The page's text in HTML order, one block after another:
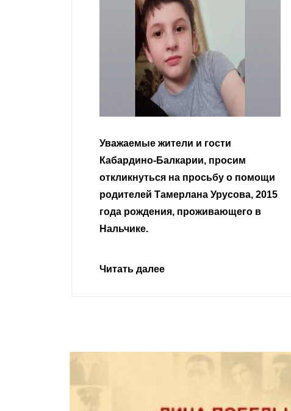
Уважаемые земляки и все
неравнодушные граждане.
Читать далее